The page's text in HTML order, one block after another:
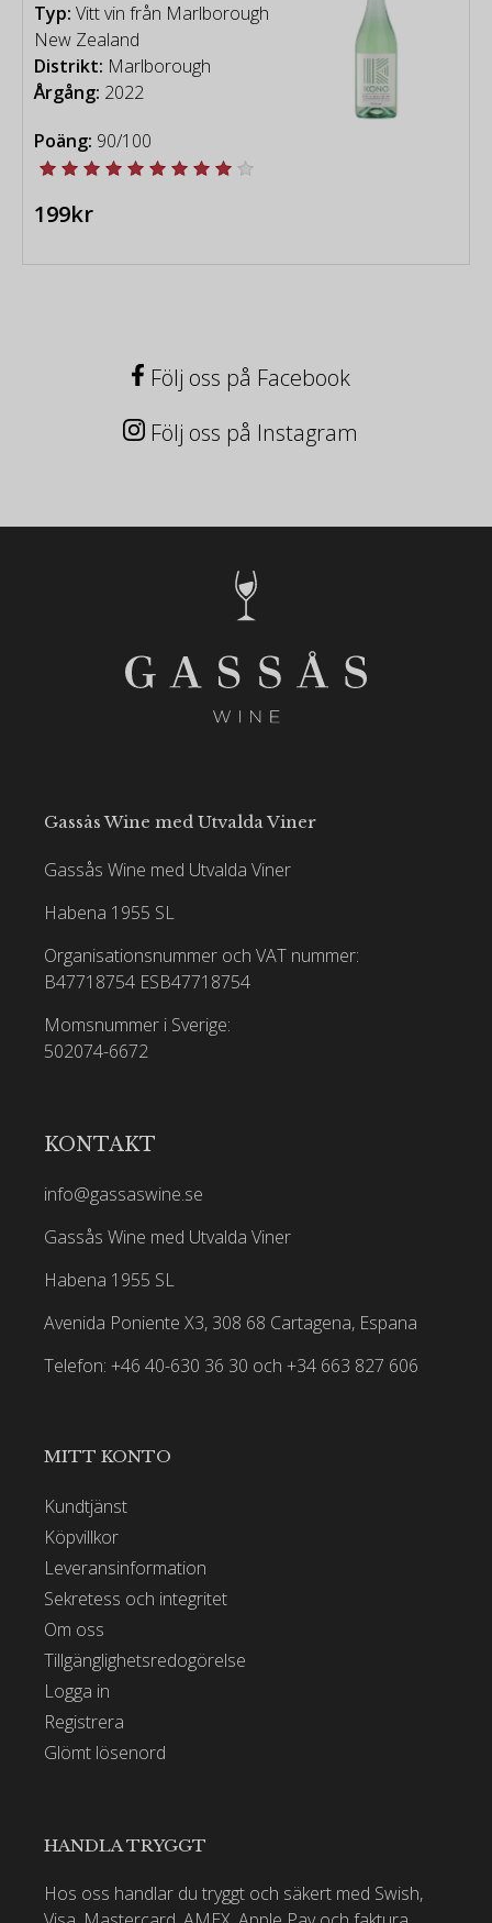
Typ: Vitt vin från Marlborough
New Zealand
Distrikt: Marlborough
Årgång: 2022
Poäng: 90/100
199kr
Följ oss på Facebook
Följ oss på Instagram
Gassås Wine med Utvalda Viner
Gassås Wine med Utvalda Viner
Habena 1955 SL
Organisationsnummer och VAT nummer:
B47718754 ESB47718754
Momsnummer i Sverige:
502074-6672
KONTAKT
info@gassaswine.se
Gassås Wine med Utvalda Viner
Habena 1955 SL
Avenida Poniente X3, 308 68 Cartagena, Espana
Telefon: +46 40-630 36 30 och +34 663 827 606
MITT KONTO
Kundtjänst
Köpvillkor
Leveransinformation
Sekretess och integritet
Om oss
Tillgänglighetsredogörelse
Logga in
Registrera
Glömt lösenord
HANDLA TRYGGT
Hos oss handlar du tryggt och säkert med Swish,